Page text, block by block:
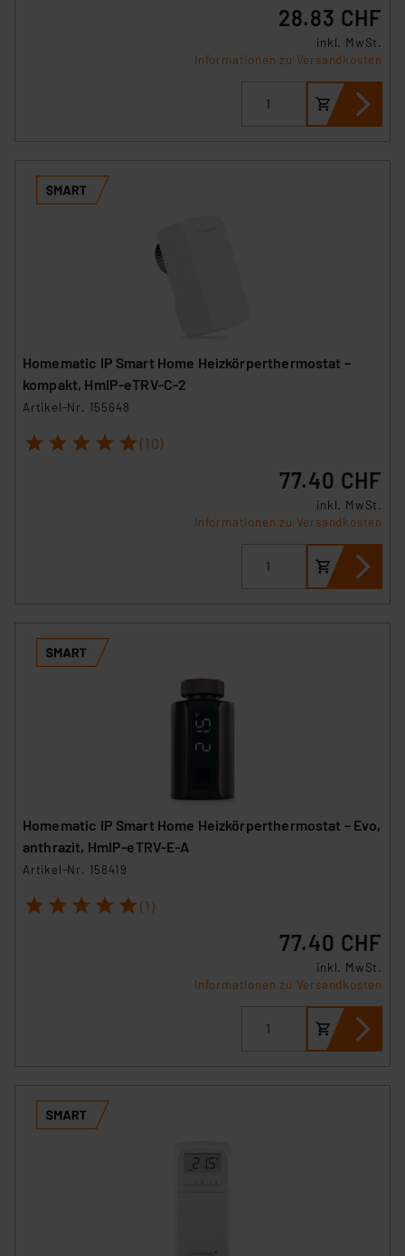
28.83 CHF
inkl. MwSt.
Informationen zu Versandkosten
Homematic IP Smart Home Heizkörperthermostat –
kompakt, HmIP-eTRV-C-2
Artikel-Nr. 155648
1 2 3 4 5 (10)
77.40 CHF
inkl. MwSt.
Informationen zu Versandkosten
Homematic IP Smart Home Heizkörperthermostat – Evo,
anthrazit, HmIP-eTRV-E-A
Artikel-Nr. 158419
1 2 3 4 5 (1)
77.40 CHF
inkl. MwSt.
Informationen zu Versandkosten